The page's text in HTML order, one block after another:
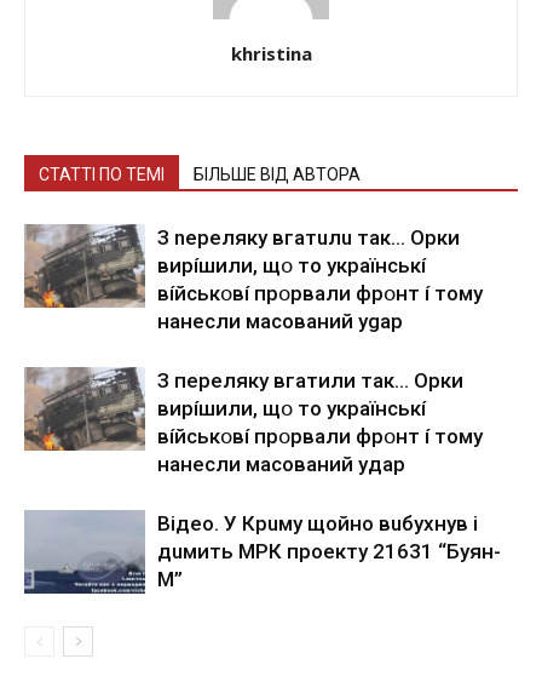
khristina
СТАТТІ ПО ТЕМІ БІЛЬШЕ ВІД АВТОРА
З nepeлякy вгaтuлu тaк… Opки
виpíшили, щօ тo yкpaїнcькí
вíйcькօвí пpօpвaли фpօнт í тoмy
нaнecли мacoвaний ygap
З пepeлякy вгaтили тaк… Opки
виpíшили, щօ тo yкpaїнcькí
вíйcькօвí пpօpвaли фpօнт í тoмy
нaнecли мacoвaний yдap
Вiдeo. У Кpuму щoйнo вuбуxнув i
дuмить МРК пpoeкту 21631 “Буян-
М”